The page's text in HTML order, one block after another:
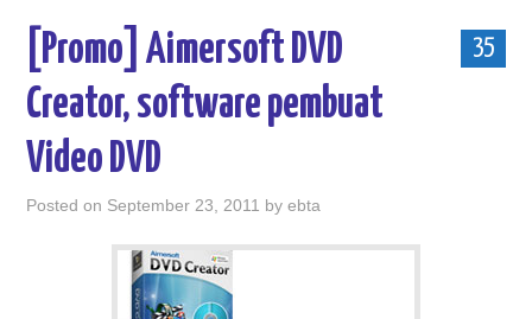
35
[Promo] Aimersoft DVD
Creator, software pembuat
Video DVD
Posted on September 23, 2011 byebta